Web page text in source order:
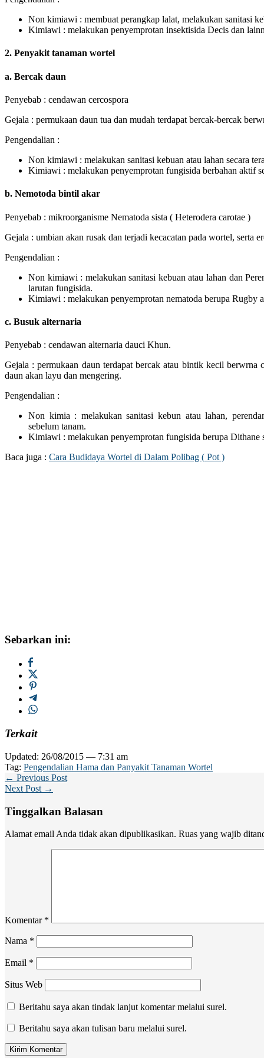
Non kimiawi : membuat perangkap lalat, melakukan sanitasi
Kimiawi : melakukan penyemprotan insektisida Decis dan
2. Penyakit tanaman wortel
a. Bercak daun
Penyebab : cendawan cercospora
Gejala : permukaan daun tua dan mudah terdapat bercak-bercak
Pengendalian :
Non kimiawi : melakukan sanitasi kebuan atau lahan secara
Kimiawi : melakukan penyemprotan fungisida berbahan aktif
b. Nemotoda bintil akar
Penyebab : mikroorganisme Nematoda sista ( Heterodera carotae )
Gejala : umbian akan rusak dan terjadi kecacatan pada wortel, serta
Pengendalian :
Non kimiawi : melakukan sanitasi kebuan atau lahan dan
larutan fungisida.
Kimiawi : melakukan penyemprotan nematoda berupa Rugby
c. Busuk alternaria
Penyebab : cendawan alternaria dauci Khun.
Gejala : permukaan daun terdapat bercak atau bintik kecil berwrna
daun akan layu dan mengering.
Pengendalian :
Non kimia : melakukan sanitasi kebun atau lahan,
sebelum tanam.
Kimiawi : melakukan penyemprotan fungisida berupa Dithane
Baca juga : Cara Budidaya Wortel di Dalam Polibag ( Pot )
Sebarkan ini:
Terkait
Updated: 26/08/2015 — 7:31 am
Tag: Pengendalian Hama dan Panyakit Tanaman Wortel
← Previous Post
Next Post →
Tinggalkan Balasan
Alamat email Anda tidak akan dipublikasikan. Ruas yang wajib
Komentar *
Nama *
Email *
Situs Web
Beritahu saya akan tindak lanjut komentar melalui surel.
Beritahu saya akan tulisan baru melalui surel.